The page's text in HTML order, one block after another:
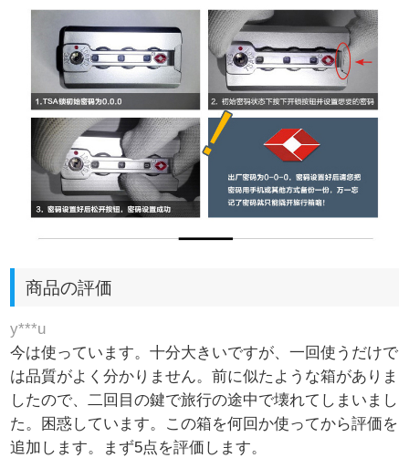
商品の評価
y***u
今は使っています。十分大きいですが、一回使うだけで
は品質がよく分かりません。前に似たような箱がありま
したので、二回目の鍵で旅行の途中で壊れてしまいまし
た。困惑しています。この箱を何回か使ってから評価を
追加します。まず5点を評価します。